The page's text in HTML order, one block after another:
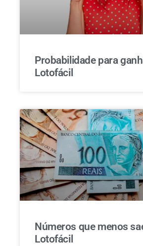
Probabilidade para
Lotofácil
Números que menos
Lotofácil